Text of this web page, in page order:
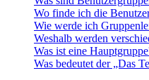
Wo finde ich die
Wie werde ich
Weshalb werden
Was ist eine
Was bedeutet der „Das